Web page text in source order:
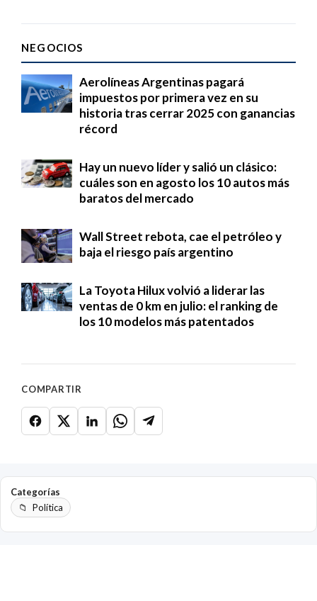
NEGOCIOS
Aerolíneas Argentinas pagará
impuestos por primera vez en su
historia tras cerrar 2025 con ganancias
récord
Hay un nuevo líder y salió un clásico:
cuáles son en agosto los 10 autos más
baratos del mercado
Wall Street rebota, cae el petróleo y
baja el riesgo país argentino
La Toyota Hilux volvió a liderar las
ventas de 0 km en julio: el ranking de
los 10 modelos más patentados
COMPARTIR
Categorías
Política